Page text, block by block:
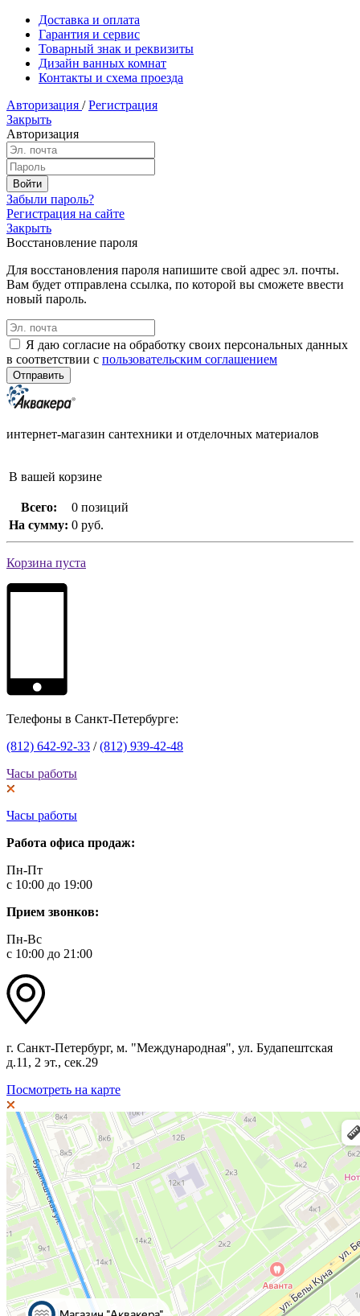
Доставка и оплата
Гарантия и сервис
Товарный знак и реквизиты
Дизайн ванных комнат
Контакты и схема проезда
Авторизация / Регистрация
Закрыть
Авторизация
Забыли пароль?
Регистрация на сайте
Закрыть
Восстановление пароля
Для восстановления пароля напишите свой адрес эл. почты.
Вам будет отправлена ссылка, по которой вы сможете ввести
новый пароль.
Я даю согласие на обработку своих персональных данных
в соответствии с пользовательским соглашением
интернет-магазин сантехники и отделочных материалов
В вашей корзине
Всего:
0 позиций
На сумму: 0 руб.
Корзина пуста
Телефоны в Санкт-Петербурге:
(812) 642-92-33 /(812) 939-42-48
Часы работы
Часы работы
Работа офиса продаж:
Пн-Пт
с 10:00 до 19:00
Прием звонков:
Пн-Вс
с 10:00 до 21:00
г. Санкт-Петербург, м. "Международная", ул. Будапештская
д.11, 2 эт., сек.29
Посмотреть на карте